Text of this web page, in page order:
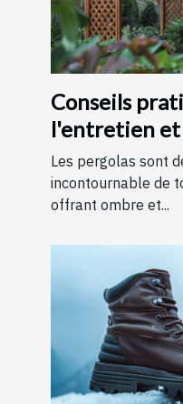
Conseils
l'entretien et
des pergolas
Les pergolas sont
incontournable de
offrant ombre et...